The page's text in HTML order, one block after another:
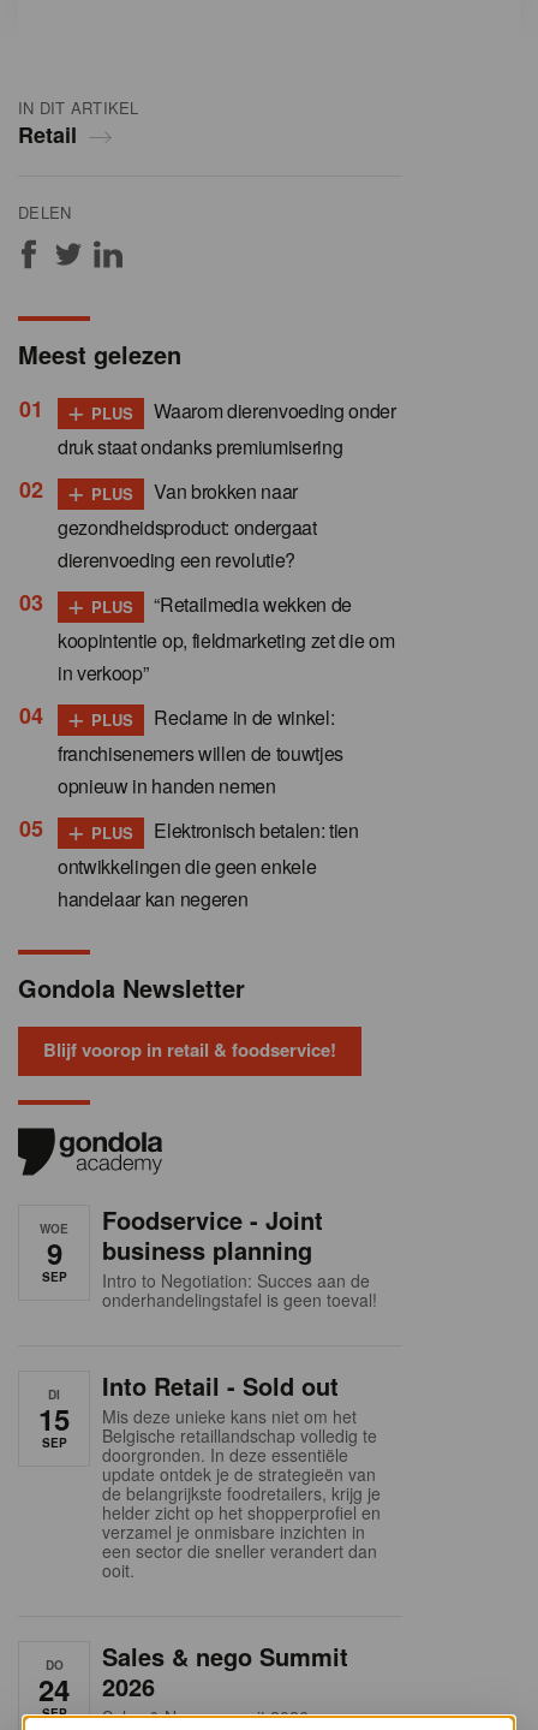
IN DIT ARTIKEL
Retail
DELEN
Meest gelezen
+ PLUS
Waarom dierenvoeding onder
druk staat ondanks premiumisering
+ PLUS
Van brokken naar
gezondheidsproduct: ondergaat
dierenvoeding een revolutie?
+ PLUS
“Retailmedia wekken de
koopintentie op, fieldmarketing zet die om
in verkoop”
+ PLUS
Reclame in de winkel:
franchisenemers willen de touwtjes
opnieuw in handen nemen
+ PLUS
Elektronisch betalen: tien
ontwikkelingen die geen enkele
handelaar kan negeren
Gondola Newsletter
Blijf voorop in retail & foodservice!
WOE
9
SEP
Foodservice - Joint
business planning
Intro to Negotiation: Succes aan de
onderhandelingstafel is geen toeval!
DI
15
SEP
Into Retail - Sold out
Mis deze unieke kans niet om het
Belgische retaillandschap volledig te
doorgronden. In deze essentiële
update ontdek je de strategieën van
de belangrijkste foodretailers, krijg je
helder zicht op het shopperprofiel en
verzamel je onmisbare inzichten in
een sector die sneller verandert dan
ooit.
DO
24
SEP
Sales & nego Summit
2026
Sales & Nego summit 2026